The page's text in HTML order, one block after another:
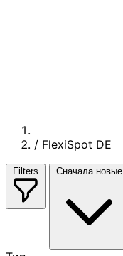
/ FlexiSpot DE
Filters Сначала новые